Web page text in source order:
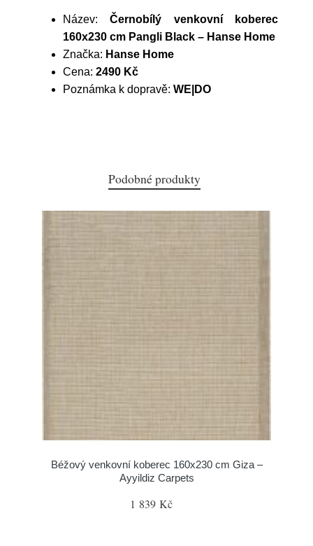
Název:Černobílý venkovní koberec
160x230 cm Pangli Black – Hanse Home
Značka: Hanse Home
Cena: 2490 Kč
Poznámka k dopravě: WE|DO
Podobné produkty
Béžový venkovní koberec 160x230 cm Giza –
Ayyildiz Carpets
1 839 Kč